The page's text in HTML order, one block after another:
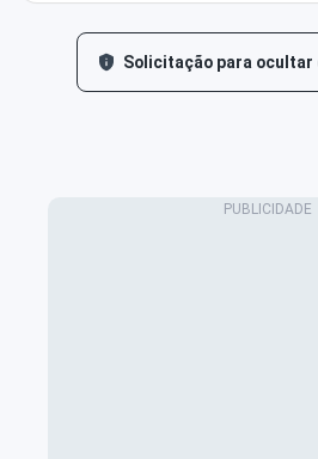
Solicitação para ocultar